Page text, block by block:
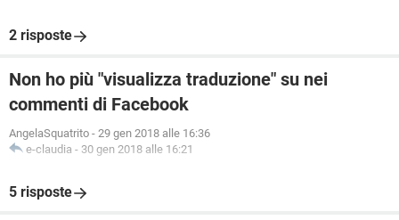
2 risposte
Non ho più "visualizza traduzione" su nei
commenti di Facebook
AngelaSquatrito - 29 gen 2018 alle 16:36
e-claudia - 30 gen 2018 alle 16:21
5 risposte